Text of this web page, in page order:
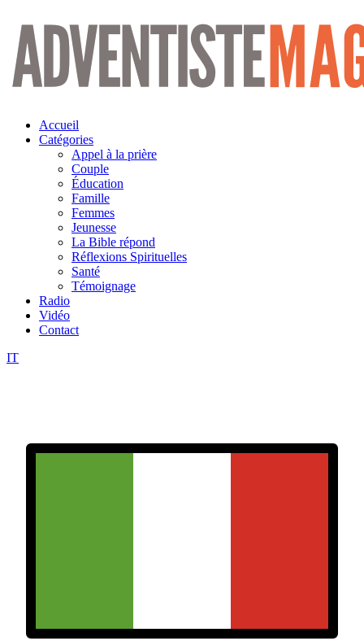
Aller
contenu
Accueil
Catégories
Appel à la prière
Couple
Éducation
Famille
Femmes
Jeunesse
La Bible répond
Réflexions Spirituelles
Santé
Témoignage
Radio
Vidéo
Contact
IT